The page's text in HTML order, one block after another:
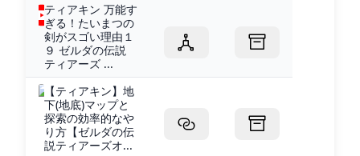
ティアキン 万能す
ぎる！たいまつの
剣がスゴい理由１
９ ゼルダの伝説
ティアーズ ...
【ティアキン】地
下(地底)マップと
探索の効率的なや
り方【ゼルダの伝
説ティアーズオ...